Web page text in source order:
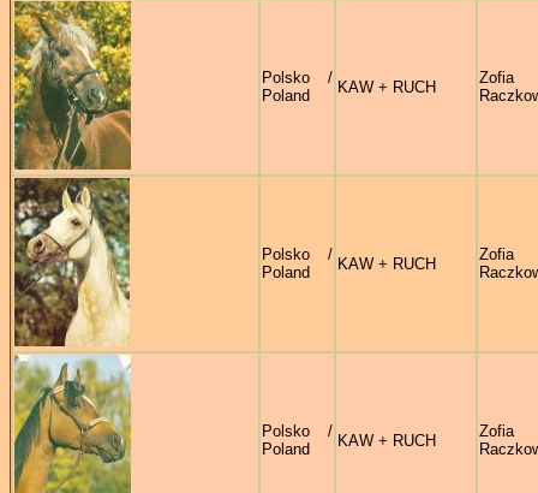
Polsko /
Poland
KAW + RUCH
Zofia
Polsko /
Poland
KAW + RUCH
Zofia
Polsko /
Poland
KAW + RUCH
Zofia